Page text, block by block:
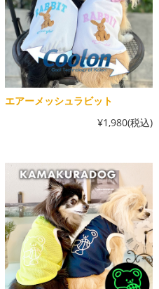
エアーメッシュラビット
¥1,980(税込)